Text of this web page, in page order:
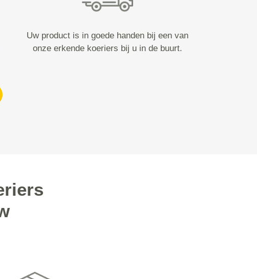
Uw product is in goede handen bij een van
onze erkende koeriers bij u in de buurt.